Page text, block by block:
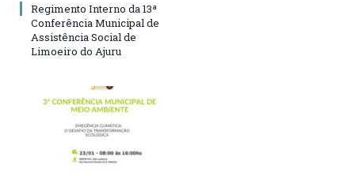
Regimento Interno da 13ª
Conferência Municipal de
Assistência Social de
Limoeiro do Ajuru